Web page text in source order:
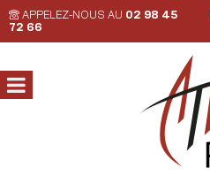
APPELEZ-NOUS AU 02 98 45
72 66